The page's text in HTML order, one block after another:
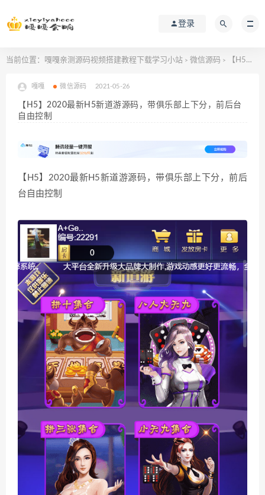
登录
当前位置： 嘎嘎亲测源码视频搭建教程下载学习小站 > 微信源码 > 【H5】2020最新H5新道游源码，带俱乐部上下分，前后台自由控制
嘎嘎 微信源码 2021-05-26
【H5】2020最新H5新道游源码，带俱乐部上下分，前后台
自由控制
【H5】2020最新H5新道游源码，带俱乐部上下分，前后
台自由控制